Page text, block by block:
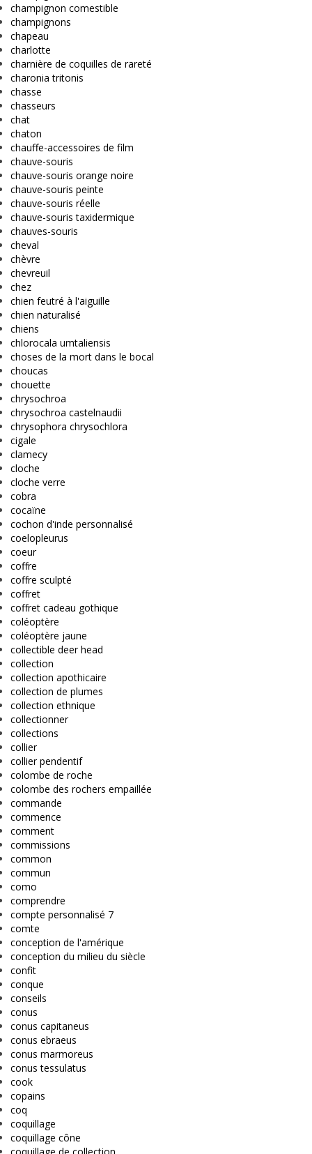
champignon comestible
champignons
chapeau
charlotte
charnière de coquilles de rareté
charonia tritonis
chasse
chasseurs
chat
chaton
chauffe-accessoires de film
chauve-souris
chauve-souris orange noire
chauve-souris peinte
chauve-souris réelle
chauve-souris taxidermique
chauves-souris
cheval
chèvre
chevreuil
chez
chien feutré à l'aiguille
chien naturalisé
chiens
chlorocala umtaliensis
choses de la mort dans le bocal
choucas
chouette
chrysochroa
chrysochroa castelnaudii
chrysophora chrysochlora
cigale
clamecy
cloche
cloche verre
cobra
cocaïne
cochon d'inde personnalisé
coelopleurus
coeur
coffre
coffre sculpté
coffret
coffret cadeau gothique
coléoptère
coléoptère jaune
collectible deer head
collection
collection apothicaire
collection de plumes
collection ethnique
collectionner
collections
collier
collier pendentif
colombe de roche
colombe des rochers empaillée
commande
commence
comment
commissions
common
commun
como
comprendre
compte personnalisé 7
comte
conception de l'amérique
conception du milieu du siècle
confit
conque
conseils
conus
conus capitaneus
conus ebraeus
conus marmoreus
conus tessulatus
cook
copains
coq
coquillage
coquillage cône
coquillage de collection